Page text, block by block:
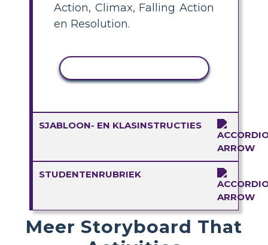
Action, Climax, Falling Action
en Resolution.
SJABLOON- EN KLASINSTRUCTIES
STUDENTENRUBRIEK
Meer Storyboard That